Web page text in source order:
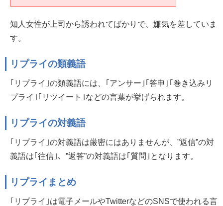
知人女性が上司から誘われてばかりで、嫌気を差していま
す。
リプライの類義語
｢リプライ｣の類義語には、｢アンサー｣｢答申｣｢巻き込みリ
プライ｣｢リツイート｣などの言葉が挙げられます。
リプライの対義語
｢リプライ｣の対義語は厳密にはありませんが、”返信”の対
義語は｢往信｣、”返答”の対義語は｢質問｣となります。
リプライまとめ
｢リプライ｣は電子メールやTwitterなどのSNSで使われる言